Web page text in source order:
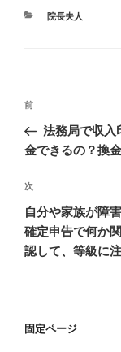
カ
院長夫人
投
ナ
ゲ
ー
シ
ョ
前
の
投
前
法務局で収入
金できるの？換
次
の
投
稿
次
自分や家族が障
確定申告で何か
認して、等級に
固定ページ